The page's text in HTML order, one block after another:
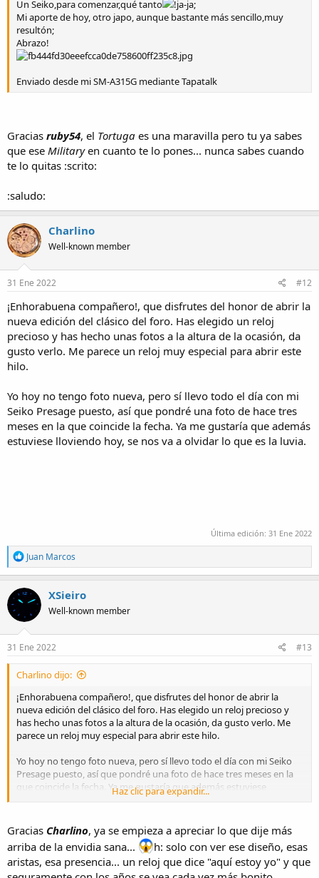
Un Seiko,para comenzar,qué tanto
!ja-ja;
Mi aporte de hoy, otro japo, aunque bastante más sencillo,muy
resultón;
Abrazo!
Enviado desde mi SM-A315G mediante Tapatalk
Gracias ruby54, el Tortuga es una maravilla pero tu ya sabes
que ese Militaryen cuanto te lo pones... nunca sabes cuando
te lo quitas :scrito:
:saludo:
Charlino
Well-known member
31 Ene 2022 #12
¡Enhorabuena compañero!, que disfrutes del honor de abrir la
nueva edición del clásico del foro. Has elegido un reloj
precioso y has hecho unas fotos a la altura de la ocasión, da
gusto verlo. Me parece un reloj muy especial para abrir este
hilo.
Yo hoy no tengo foto nueva, pero sí llevo todo el día con mi
Seiko Presage puesto, así que pondré una foto de hace tres
meses en la que coincide la fecha. Ya me gustaría que además
estuviese lloviendo hoy, se nos va a olvidar lo que es la luvia.
Última edición: 31 Ene 2022
R
e
a
c
t
o
n
s
Juan Marcos
XSieiro
Well-known member
31 Ene 2022 #13
Charlino dijo:
¡Enhorabuena compañero!, que disfrutes del honor de abrir la
nueva edición del clásico del foro. Has elegido un reloj precioso y
has hecho unas fotos a la altura de la ocasión, da gusto verlo. Me
parece un reloj muy especial para abrir este hilo.
Yo hoy no tengo foto nueva, pero sí llevo todo el día con mi Seiko
Presage puesto, así que pondré una foto de hace tres meses en la
que coincide la fecha. Ya me gustaría que además estuviese
lloviendo hoy, se nos va a olvidar lo que es la luvia.
Haz clic para expandir...
Gracias Charlino, ya se empieza a apreciar lo que dije más
arriba de la envidia sana...
h: solo con ver ese diseño, esas
aristas, esa presencia... un reloj que dice "aquí estoy yo" y que